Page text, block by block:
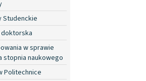
Studenckie
doktorska
w sprawie
stopnia naukowego
Politechnice